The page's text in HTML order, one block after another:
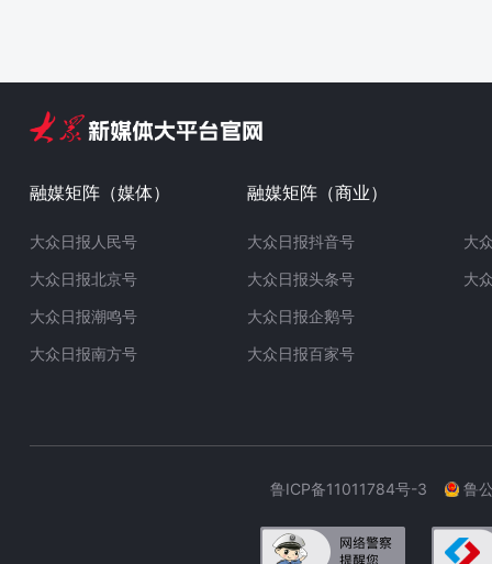
融媒矩阵（媒体）
大众日报人民号
大众日报北京号
大众日报潮鸣号
大众日报南方号
融媒矩阵（商业）
大众日报抖音号
大众日报头条号
大众日报企鹅号
大众日报百家号
大
大
鲁ICP备11011784号-3 鲁